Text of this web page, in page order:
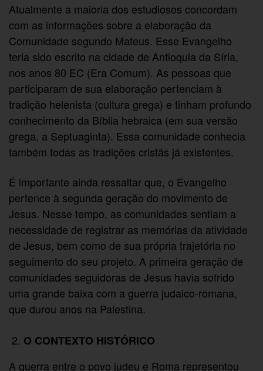
Atualmente a maioria dos estudiosos concordam
com as informações sobre a elaboração da
Comunidade segundo Mateus. Esse Evangelho
teria sido escrito na cidade de Antioquia da Síria,
nos anos 80 EC (Era Comum). As pessoas que
participaram de sua elaboração pertenciam à
tradição helenista (cultura grega) e tinham profundo
conhecimento da Bíblia hebraica (em sua versão
grega, a Septuaginta). Essa comunidade conhecia
também todas as tradições cristãs já existentes.
É importante ainda ressaltar que, o Evangelho
pertence à segunda geração do movimento de
Jesus. Nesse tempo, as comunidades sentiam a
necessidade de registrar as memórias da atividade
de Jesus, bem como de sua própria trajetória no
seguimento do seu projeto. A primeira geração de
comunidades seguidoras de Jesus havia sofrido
uma grande baixa com a guerra judaico-romana,
que durou anos na Palestina.
O CONTEXTO HISTÓRICO
A guerra entre o povo judeu e Roma representou